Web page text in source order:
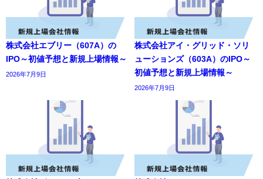
株式会社エブリー（607A）の
IPO～初値予想と新規上場情報～
2026年7月9日
株式会社アイ・グリッド・ソリ
ューションズ（603A）のIPO～
初値予想と新規上場情報～
2026年7月9日